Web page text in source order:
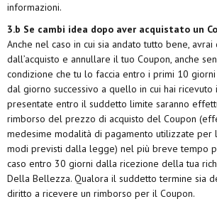
informazioni.
3.b Se cambi idea dopo aver acquistato un
Anche nel caso in cui sia andato tutto bene,
dall’acquisto e annullare il tuo Coupon, anche
condizione che tu lo faccia entro i primi 10
dal giorno successivo a quello in cui hai ricevuto
presentate entro il suddetto limite saranno
rimborso del prezzo di acquisto del Coupon
medesime modalità di pagamento utilizzate per
modi previsti dalla legge) nel più breve tempo
caso entro 30 giorni dalla ricezione della tua
Della Bellezza. Qualora il suddetto termine sia
diritto a ricevere un rimborso per il Coupon.